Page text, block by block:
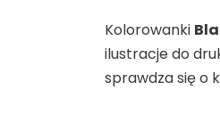
Kolorowanki
ilustracje do
sprawdza się o